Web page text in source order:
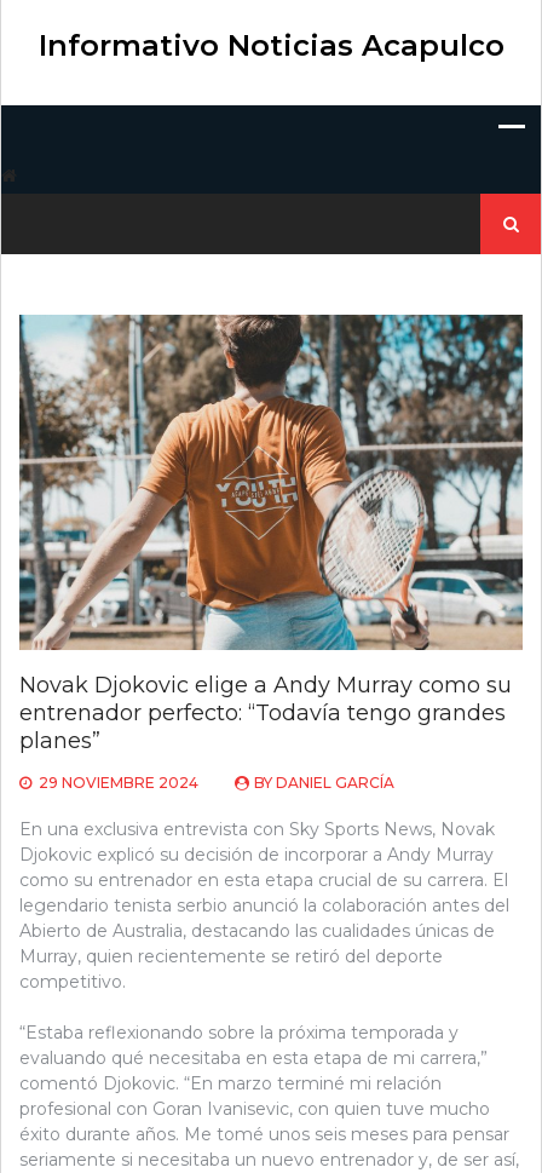
contentInformativo Noticias Acapulco
Novak Djokovic elige a Andy Murray como su
entrenador perfecto: “Todavía tengo grandes
planes”
29 NOVIEMBRE 2024 BY DANIEL GARCÍA
En una exclusiva entrevista con Sky Sports News, Novak
Djokovic explicó su decisión de incorporar a Andy Murray
como su entrenador en esta etapa crucial de su carrera. El
legendario tenista serbio anunció la colaboración antes del
Abierto de Australia, destacando las cualidades únicas de
Murray, quien recientemente se retiró del deporte
competitivo.
“Estaba reflexionando sobre la próxima temporada y
evaluando qué necesitaba en esta etapa de mi carrera,”
comentó Djokovic. “En marzo terminé mi relación
profesional con Goran Ivanisevic, con quien tuve mucho
éxito durante años. Me tomé unos seis meses para pensar
seriamente si necesitaba un nuevo entrenador y, de ser así,